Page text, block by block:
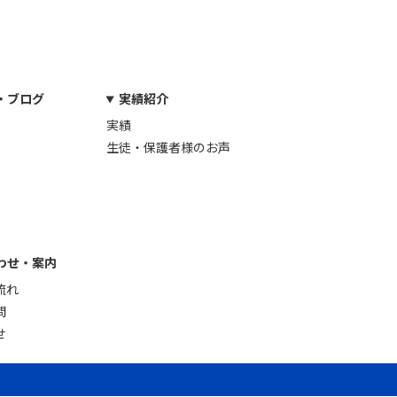
ブログ
実績紹介
実績
生徒・保護者様のお声
せ・案内
れ